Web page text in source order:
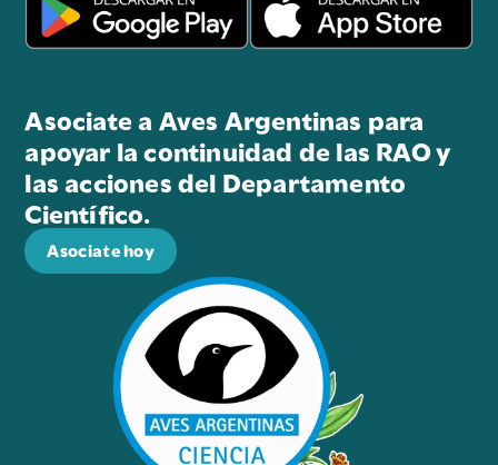
Asociate a Aves Argentinas para
apoyar la continuidad de las RAO y
las acciones del Departamento
Científico.
Asociate hoy